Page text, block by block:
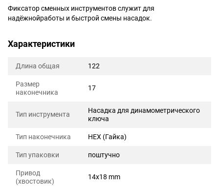
Фиксатор сменных инструментов служит для
надёжнойработы и быстрой смены насадок.
Характеристики
Длина общая 122
Размер
наконечника
17
Тип инструмента
Насадка для динамометрического
ключа
Тип наконечника HEX (Гайка)
Тип упаковки поштучно
Привод
(хвостовик)
14x18 mm